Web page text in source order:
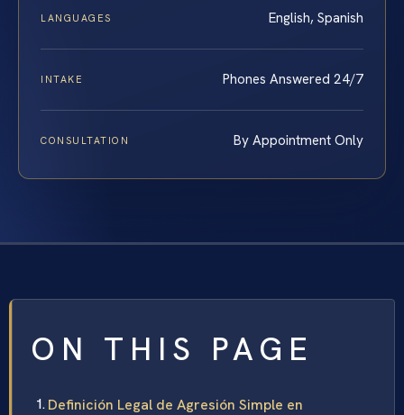
LANGUAGES English, Spanish
INTAKE Phones Answered 24/7
CONSULTATION By Appointment Only
ON THIS PAGE
Definición Legal de Agresión Simple en